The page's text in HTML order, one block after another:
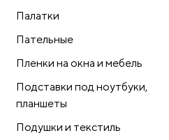
Палатки
Пательные
Пленки на окна и мебель
Подставки под ноутбуки,
планшеты
Подушки и текстиль